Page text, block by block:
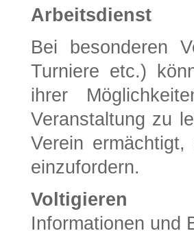
Arbeitsdienst
Bei besonderen
Turniere etc.)
ihrer
Veranstaltung zu
Verein
einzufordern.
Voltigieren
Informationen und